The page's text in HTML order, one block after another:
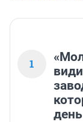
1
день